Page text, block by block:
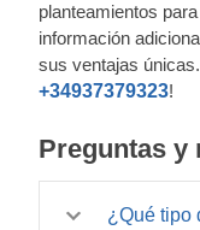
planteamientos
información
sus ventajas
+34937379323!
Preguntas y
¿Qué tipo